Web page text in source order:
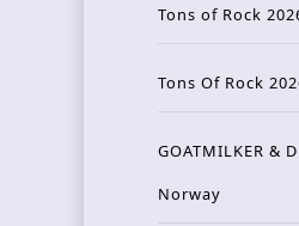
Tons of Rock
Tons Of Rock
GOATMILKER &
Norway